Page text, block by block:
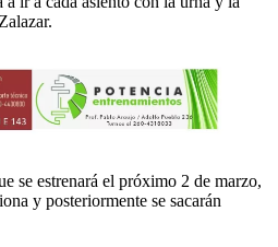
se estrenará el próximo 2 de marzo,
y posteriormente se sacarán